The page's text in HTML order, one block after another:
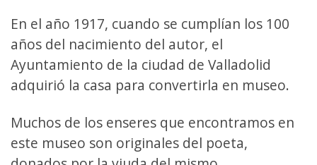
En el año 1917, cuando se cumplían los 100
años del nacimiento del autor, el
Ayuntamiento de la ciudad de Valladolid
adquirió la casa para convertirla en museo.
Muchos de los enseres que encontramos en
este museo son originales del poeta,